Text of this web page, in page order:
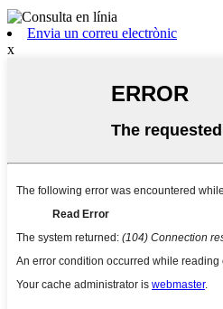
Envia un correu electrònic
x